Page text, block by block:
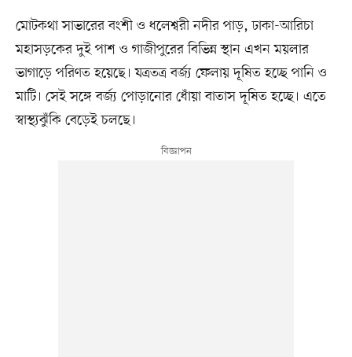
মোটকথা সাভারের বংশী ও ধলেশ্বরী নদীর পাড়, ঢাকা-আরিচা
মহাসড়কের দুই পাশ ও গাজীপুরের বিভিন্ন স্থান এখন ময়লার
ভাগাড়ে পরিণত হয়েছে। যত্রতত্র বর্জ্য ফেলায় দূষিত হচ্ছে পানি ও
মাটি। সেই সঙ্গে বর্জ্য পোড়ানোর ধোঁয়া বাতাস দূষিত হচ্ছে। এতে
স্বাস্থ্যঝুঁকি বেড়েই চলছে।